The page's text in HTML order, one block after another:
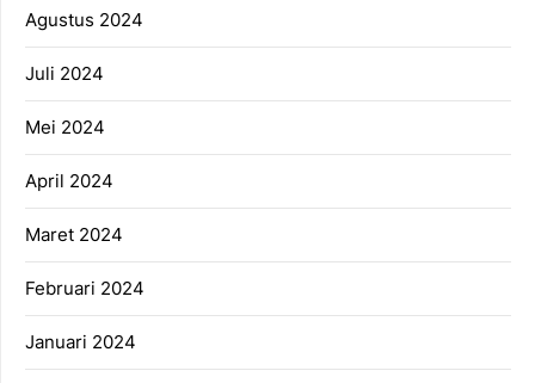
Agustus 2024
Juli 2024
Mei 2024
April 2024
Maret 2024
Februari 2024
Januari 2024